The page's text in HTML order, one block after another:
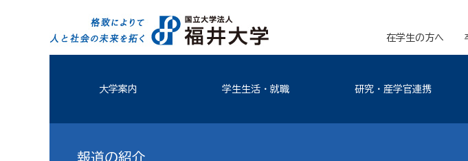
在学生の方へ
大学案内 学生生活・就職 研究・産学官連携
報道の紹介